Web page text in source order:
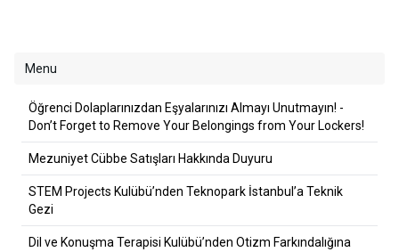
Menu
Öğrenci Dolaplarınızdan Eşyalarınızı Almayı Unutmayın! -
Don’t Forget to Remove Your Belongings from Your Lockers!
Mezuniyet Cübbe Satışları Hakkında Duyuru
STEM Projects Kulübü’nden Teknopark İstanbul’a Teknik
Gezi
Dil ve Konuşma Terapisi Kulübü’nden Otizm Farkındalığına